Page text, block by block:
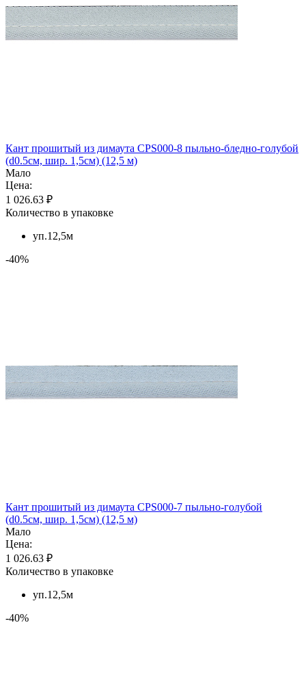
Кант прошитый из димаута CPS000-8 пыльно-бледно-голубой
(d0.5см, шир. 1,5см) (12,5 м)
Мало
Цена:
1 026.63 ₽
Количество в упаковке
уп.12,5м
-40%
Кант прошитый из димаута CPS000-7 пыльно-голубой
(d0.5см, шир. 1,5см) (12,5 м)
Мало
Цена:
1 026.63 ₽
Количество в упаковке
уп.12,5м
-40%